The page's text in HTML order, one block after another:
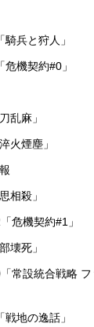
兵と狩人」
機契約#0」
乱麻」
火煙塵」
相殺」
危機契約#1」
壊死」
常設統合戦略
地の逸話」